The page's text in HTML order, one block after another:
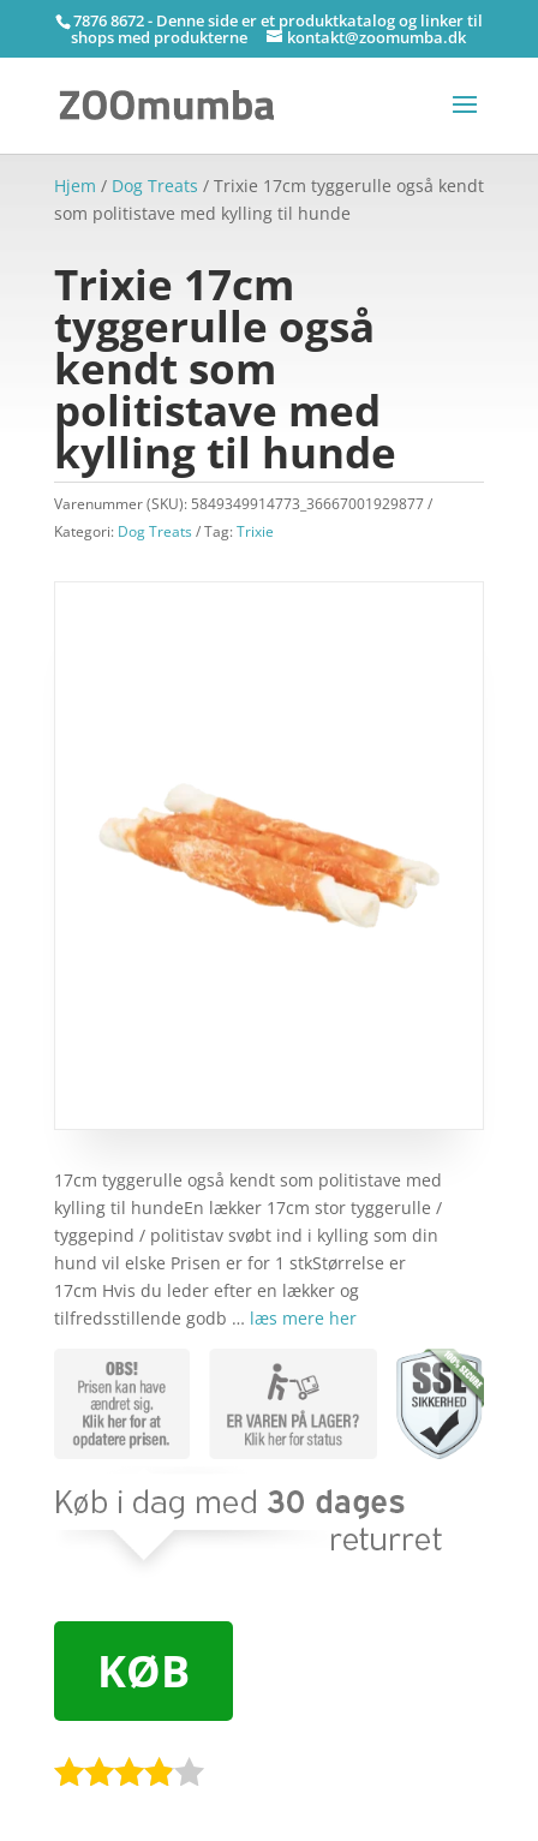
7876 8672 - Denne side er et produktkatalog og linker til
shops med produkterne kontakt@zoomumba.dk
Hjem / Dog Treats / Trixie 17cm tyggerulle også kendt
som politistave med kylling til hunde
Trixie 17cm
tyggerulle også
kendt som
politistave med
kylling til hunde
Varenummer (SKU): 5849349914773_36667001929877
Kategori: Dog Treats Tag:Trixie
17cm tyggerulle også kendt som politistave med
kylling til hundeEn lækker 17cm stor tyggerulle /
tyggepind / politistav svøbt ind i kylling som din
hund vil elske Prisen er for 1 stkStørrelse er
17cm Hvis du leder efter en lækker og
tilfredsstillende godb … læs mere her
KØB